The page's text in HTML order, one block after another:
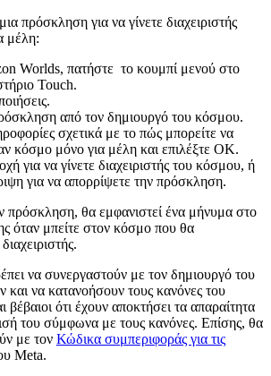
πρόσκληση για να γίνετε διαχειριστής
μέλη:
Worlds, πατήστε το κουμπί μενού στο
Touch.
.
από τον δημιουργό του κόσμου.
σχετικά με το πώς μπορείτε να
κόσμο μόνο για μέλη και επιλέξτε OK.
για να γίνετε διαχειριστής του κόσμου, ή
για να απορρίψετε την πρόσκληση.
πρόσκληση, θα εμφανιστεί ένα μήνυμα στο
όταν μπείτε στον κόσμο που θα
να συνεργαστούν με τον δημιουργό του
και να κατανοήσουν τους κανόνες του
ότι έχουν αποκτήσει τα απαραίτητα
του σύμφωνα με τους κανόνες. Επίσης, θα
με τον Κώδικα συμπεριφοράς για τις
Meta.